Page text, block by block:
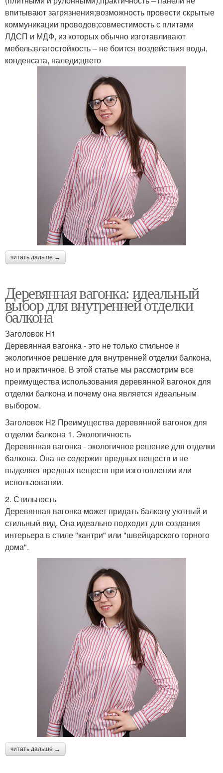
впитывают загрязнения;возможность провести скрытые
коммуникации проводов;совместимость с плитами
ЛДСП и МДФ, из которых обычно изготавливают
мебель;влагостойкость – не боится воздействия воды,
конденсата, наледи;цвето
читать дальше →
Деревянная вагонка: идеальный
выбор для внутренней отделки
балкона
Заголовок H1
Деревянная вагонка - это не только стильное и
экологичное решение для внутренней отделки балкона,
но и практичное. В этой статье мы рассмотрим все
преимущества использования деревянной вагонок для
отделки балкона и почему она является идеальным
выбором.
Заголовок H2 Преимущества деревянной вагонок для
отделки балкона 1. Экологичность
Деревянная вагонка - экологичное решение для отделки
балкона. Она не содержит вредных веществ и не
выделяет вредных веществ при изготовлении или
использовании.
2. Стильность
Деревянная вагонка может придать балкону уютный и
стильный вид. Она идеально подходит для создания
интерьера в стиле "кантри" или "швейцарского горного
дома".
читать дальше →